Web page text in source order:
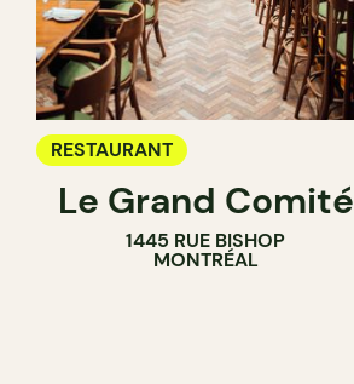
RESTAURANT
Le Grand Comité
1445 RUE BISHOP
MONTRÉAL